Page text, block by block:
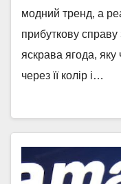
модний тренд, а
прибуткову
яскрава ягода, яку
через її колір і…